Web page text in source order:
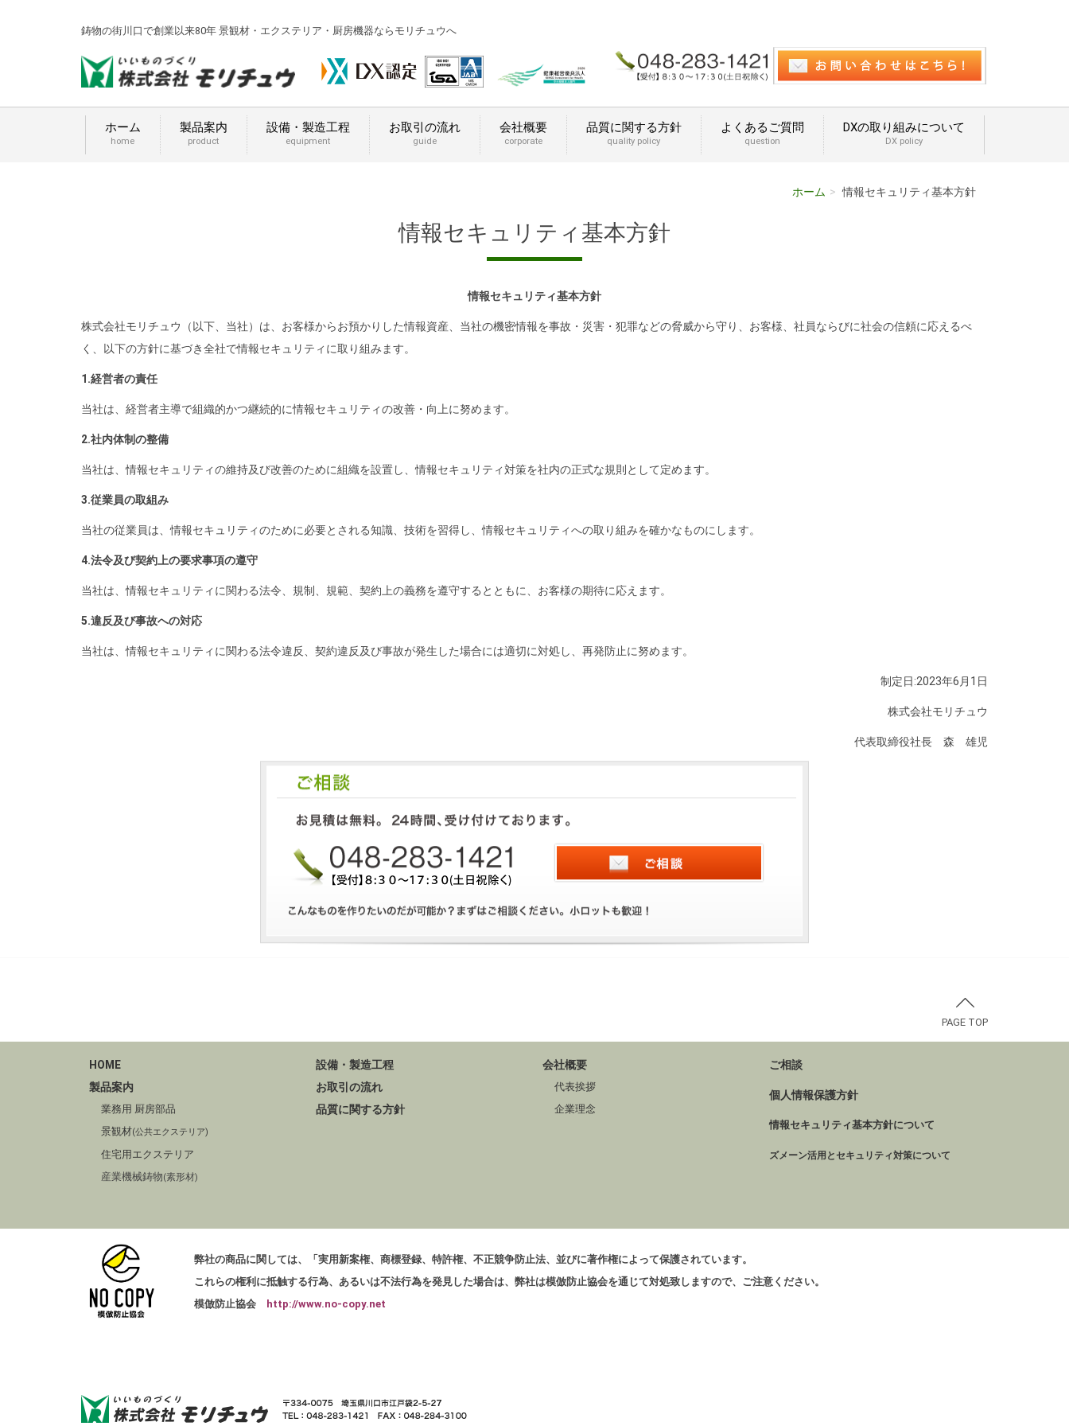
鋳物の街川口で創業以来80年 景観材・エクステリア・厨房機器ならモリチュウへ
ホーム
home
製品案内
product
設備・製造工程
equipment
お取引の流れ
guide
会社概要
corporate
品質に関する方針
quality policy
よくあるご質問
question
DXの取り組みについて
DX policy
ホーム 情報セキュリティ基本方針
情報セキュリティ基本方針
情報セキュリティ基本方針
株式会社モリチュウ（以下、当社）は、お客様からお預かりした情報資産、当社の機密情報を事故・災害・犯罪などの脅威から守り、お客様、社員ならびに社会の信頼に応えるべ
く、以下の方針に基づき全社で情報セキュリティに取り組みます。
1.経営者の責任
当社は、経営者主導で組織的かつ継続的に情報セキュリティの改善・向上に努めます。
2.社内体制の整備
当社は、情報セキュリティの維持及び改善のために組織を設置し、情報セキュリティ対策を社内の正式な規則として定めます。
3.従業員の取組み
当社の従業員は、情報セキュリティのために必要とされる知識、技術を習得し、情報セキュリティへの取り組みを確かなものにします。
4.法令及び契約上の要求事項の遵守
当社は、情報セキュリティに関わる法令、規制、規範、契約上の義務を遵守するとともに、お客様の期待に応えます。
5.違反及び事故への対応
当社は、情報セキュリティに関わる法令違反、契約違反及び事故が発生した場合には適切に対処し、再発防止に努めます。
制定日:2023年6月1日
株式会社モリチュウ
代表取締役社長 森 雄児
PAGE TOP
HOME
製品案内
業務用 厨房部品
景観材(公共エクステリア)
住宅用エクステリア
産業機械鋳物(素形材)
設備・製造工程
お取引の流れ
品質に関する方針
会社概要
代表挨拶
企業理念
ご相談
個人情報保護方針
情報セキュリティ基本方針について
ズメーン活用とセキュリティ対策について
弊社の商品に関しては、「実用新案権、商標登録、特許権、不正競争防止法、並びに著作権によって保護されています。
これらの権利に抵触する行為、あるいは不法行為を発見した場合は、弊社は模倣防止協会を通じて対処致しますので、ご注意ください。
模倣防止協会
http://www.no-copy.net